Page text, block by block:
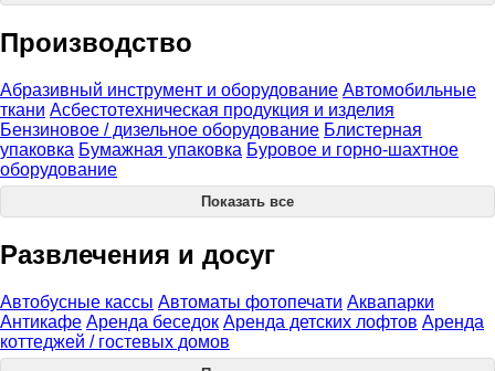
Производство
Абразивный инструмент и оборудование Автомобильные
ткани Асбестотехническая продукция и изделия
Бензиновое / дизельное оборудование Блистерная
упаковка Бумажная упаковка Буровое и горно-шахтное
оборудование
Показать все
Развлечения и досуг
Автобусные кассы Автоматы фотопечати Аквапарки
Антикафе Аренда беседок Аренда детских лофтов Аренда
коттеджей / гостевых домов